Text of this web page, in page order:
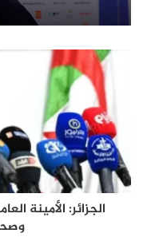
الجزائر: الأمينة